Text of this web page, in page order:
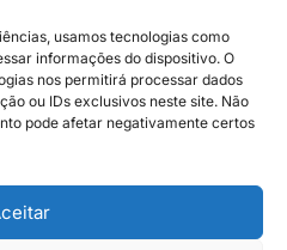
usamos tecnologias como
informações do dispositivo. O
nos permitirá processar dados
ou IDs exclusivos neste site. Não
pode afetar negativamente certos